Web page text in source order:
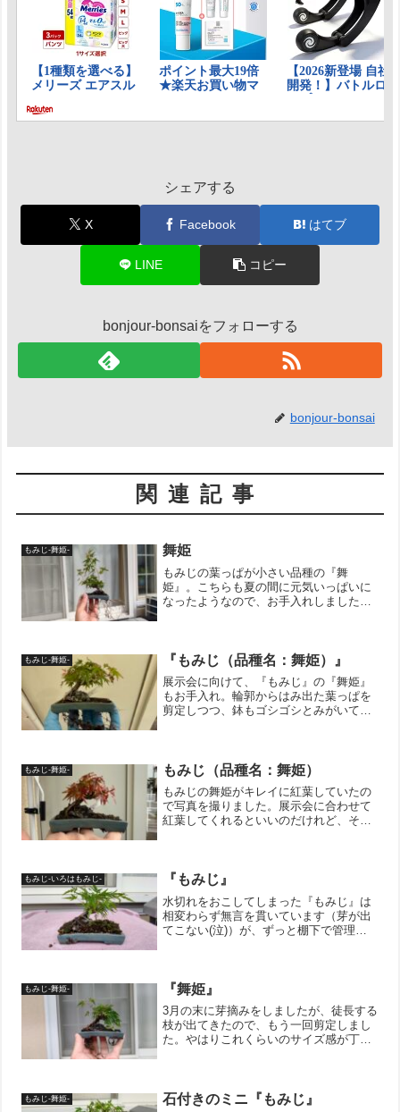
シェアする
X Facebook はてブ
LINE コピー
bonjour-bonsaiをフォローする
bonjour-bonsai
関連記事
もみじ-舞姫- 舞姫
もみじの葉っぱが小さい品種の『舞
姫』。こちらも夏の間に元気いっぱいに
なったようなので、お手入れしました。
ブログ村のランキングに参加...
もみじ-舞姫- 『もみじ（品種名：舞姫）』
展示会に向けて、『もみじ』の『舞姫』
もお手入れ。輪郭からはみ出た葉っぱを
剪定しつつ、鉢もゴシゴシとみがいてお
していただけると嬉しい...
もみじ-舞姫- もみじ（品種名：舞姫）
もみじの舞姫がキレイに紅葉していたの
で写真を撮りました。展示会に合わせて
紅葉してくれるといいのだけれど、そん
います。 ポチッとして...
もみじ-いろはもみじ- 『もみじ』
水切れをおこしてしまった『もみじ』は
相変わらず無言を貫いています（芽が出
てこない(泣)）が、ずっと棚下で管理し
たら剪定をしようかなと...
もみじ-舞姫- 『舞姫』
3月の末に芽摘みをしましたが、徒長する
枝が出てきたので、もう一回剪定しまし
た。やはりこれくらいのサイズ感が丁度
もみじ-舞姫- 石付きのミニ『もみじ』